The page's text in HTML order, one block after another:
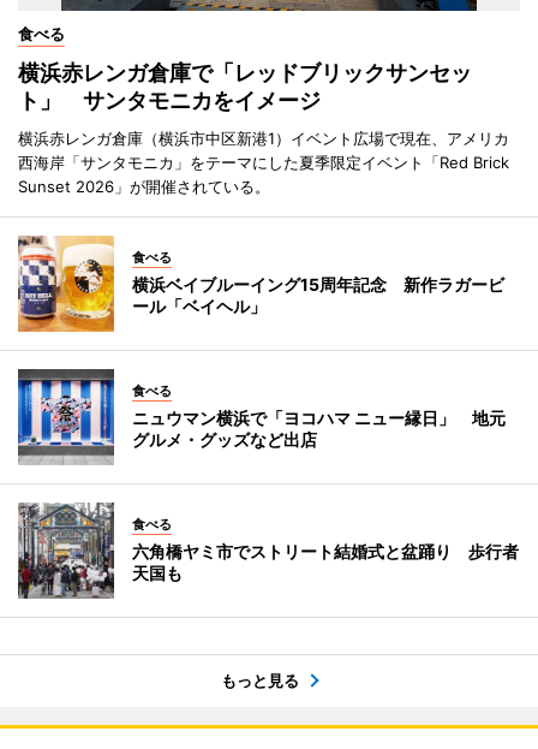
食べる
横浜赤レンガ倉庫で「レッドブリックサンセッ
ト」 サンタモニカをイメージ
横浜赤レンガ倉庫（横浜市中区新港1）イベント広場で現在、アメリカ
西海岸「サンタモニカ」をテーマにした夏季限定イベント「Red Brick
Sunset 2026」が開催されている。
食べる
横浜ベイブルーイング15周年記念 新作ラガービ
ール「ベイヘル」
食べる
ニュウマン横浜で「ヨコハマ ニュー縁日」 地元
グルメ・グッズなど出店
食べる
六角橋ヤミ市でストリート結婚式と盆踊り 歩行者
天国も
もっと見る